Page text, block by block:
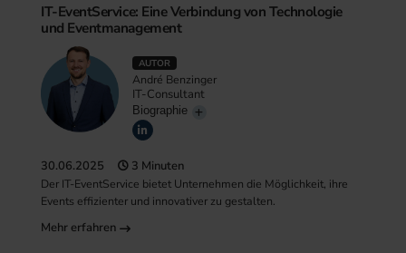
IT-EventService: Eine Verbindung von Technologie
und Eventmanagement
AUTOR
André Benzinger
IT-Consultant
Biographie
30.06.2025 3 Minuten
Der IT-EventService bietet Unternehmen die Möglichkeit, ihre
Events effizienter und innovativer zu gestalten.
Mehr erfahren